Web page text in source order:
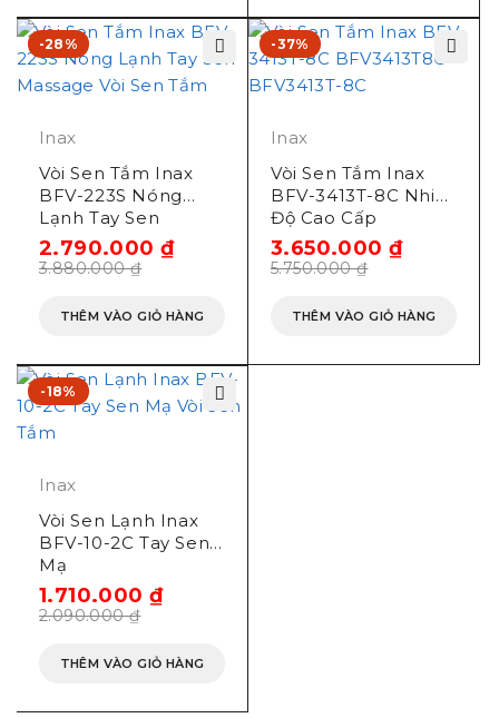
-28%
Inax
Vòi Sen Tắm Inax
BFV-223S Nóng
Lạnh Tay Sen
Massage
3.880.000₫
2.790.000₫
THÊM VÀO GIỎ HÀNG
-37%
Inax
Vòi Sen Tắm Inax
BFV-3413T-8C Nhiệt
Độ Cao Cấp
5.750.000₫
3.650.000₫
THÊM VÀO GIỎ HÀNG
-18%
Inax
Vòi Sen Lạnh Inax
BFV-10-2C Tay Sen
Mạ
2.090.000₫
1.710.000₫
THÊM VÀO GIỎ HÀNG